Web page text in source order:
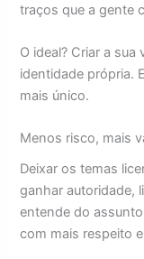
traços que a gente
O ideal? Criar a
identidade própria.
mais único.
Menos risco, mais
Deixar os temas
ganhar autoridade,
entende do
com mais respeito